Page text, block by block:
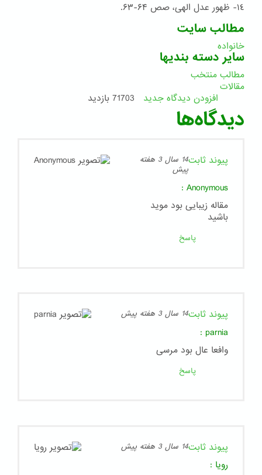
١٤- ظهور عدل الهی، صص ۶۴-۶۳.
مطالب سایت
خانواده
سایر دسته بندیها
مطالب منتخب
مقالات
افزودن دیدگاه جدید
71703 بازدید
دیدگاه‌ها
پیوند ثابت
14 سال 3 هفته
پیش
Anonymous
:
مقاله زیبایی بود موید
باشید
پاسخ
پیوند ثابت14 سال 3 هفته پیش
parnia
:
وافعا عال بود مرسی
پاسخ
پیوند ثابت14 سال 3 هفته پیش
رویا :